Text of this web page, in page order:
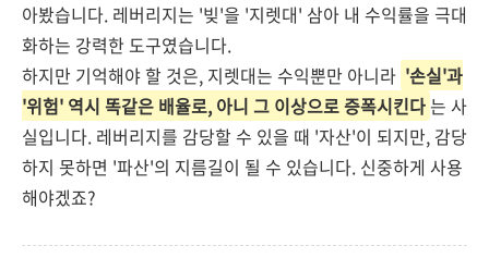
아봤습니다. 레버리지는 '빚'을 '지렛대' 삼아 내 수익률을 극대
화하는 강력한 도구였습니다.
하지만 기억해야 할 것은, 지렛대는 수익뿐만 아니라 '손실'과
'위험' 역시 똑같은 배율로, 아니 그 이상으로 증폭시킨다는 사
실입니다. 레버리지를 감당할 수 있을 때 '자산'이 되지만, 감당
하지 못하면 '파산'의 지름길이 될 수 있습니다. 신중하게 사용
해야겠죠?